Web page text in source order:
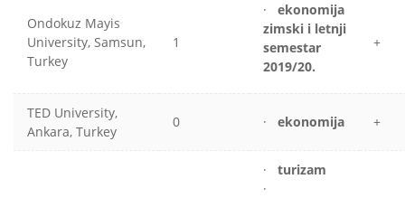
Ondokuz Mayis
University, Samsun,
Turkey
1
· ekonomija
zimski i letnji
semestar
2019/20.
+
TED University,
Ankara, Turkey
0 · ekonomija +
· turizam
·